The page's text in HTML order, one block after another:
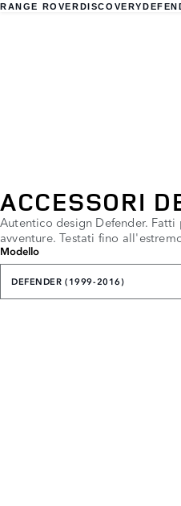
RANGE ROVERDISCOVERY
ACCESSORI
Autentico design Defender. Fatti
avventure. Testati fino
Modello
DEFENDER (1999-2016)